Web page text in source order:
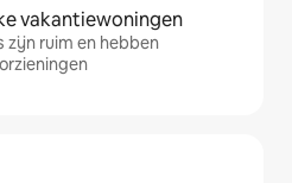
vakantiewoningen
ruim en hebben